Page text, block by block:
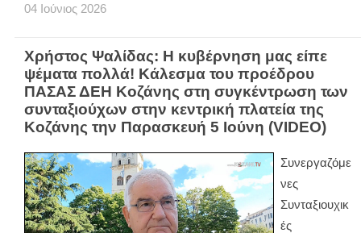
04 Ιούνιος 2026
Χρήστος Ψαλίδας: Η κυβέρνηση μας είπε
ψέματα πολλά! Κάλεσμα του προέδρου
ΠΑΣΑΣ ΔΕΗ Κοζάνης στη συγκέντρωση των
συνταξιούχων στην κεντρική πλατεία της
Κοζάνης την Παρασκευή 5 Ιούνη (VIDEO)
Συνεργαζόμε
νες
Συνταξιουχικ
ές